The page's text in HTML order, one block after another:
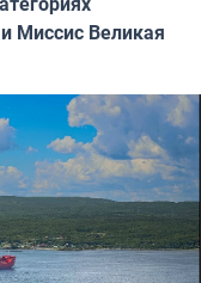
Миссис Великая